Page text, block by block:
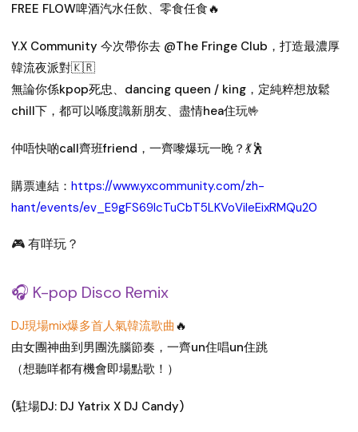
FREE FLOW啤酒汽水任飲、零食任食🔥
Y.X Community 今次帶你去 @The Fringe Club，打造最濃厚
韓流夜派對🇰🇷
無論你係kpop死忠、dancing queen / king，定純粹想放鬆
chill下，都可以喺度識新朋友、盡情hea住玩🤟
仲唔快啲call齊班friend，一齊嚟爆玩一晚？💃🕺
購票連結： https://www.yxcommunity.com/zh-
hant/events/ev_E9gFS69lcTuCbT5LKVoVileEixRMQu20
🎮 有咩玩？
🎧 K-pop Disco Remix
DJ現場mix爆多首人氣韓流歌曲 🔥
由女團神曲到男團洗腦節奏，一齊un住唱un住跳
（想聽咩都有機會即場點歌！）
(駐場DJ: DJ Yatrix X DJ Candy)